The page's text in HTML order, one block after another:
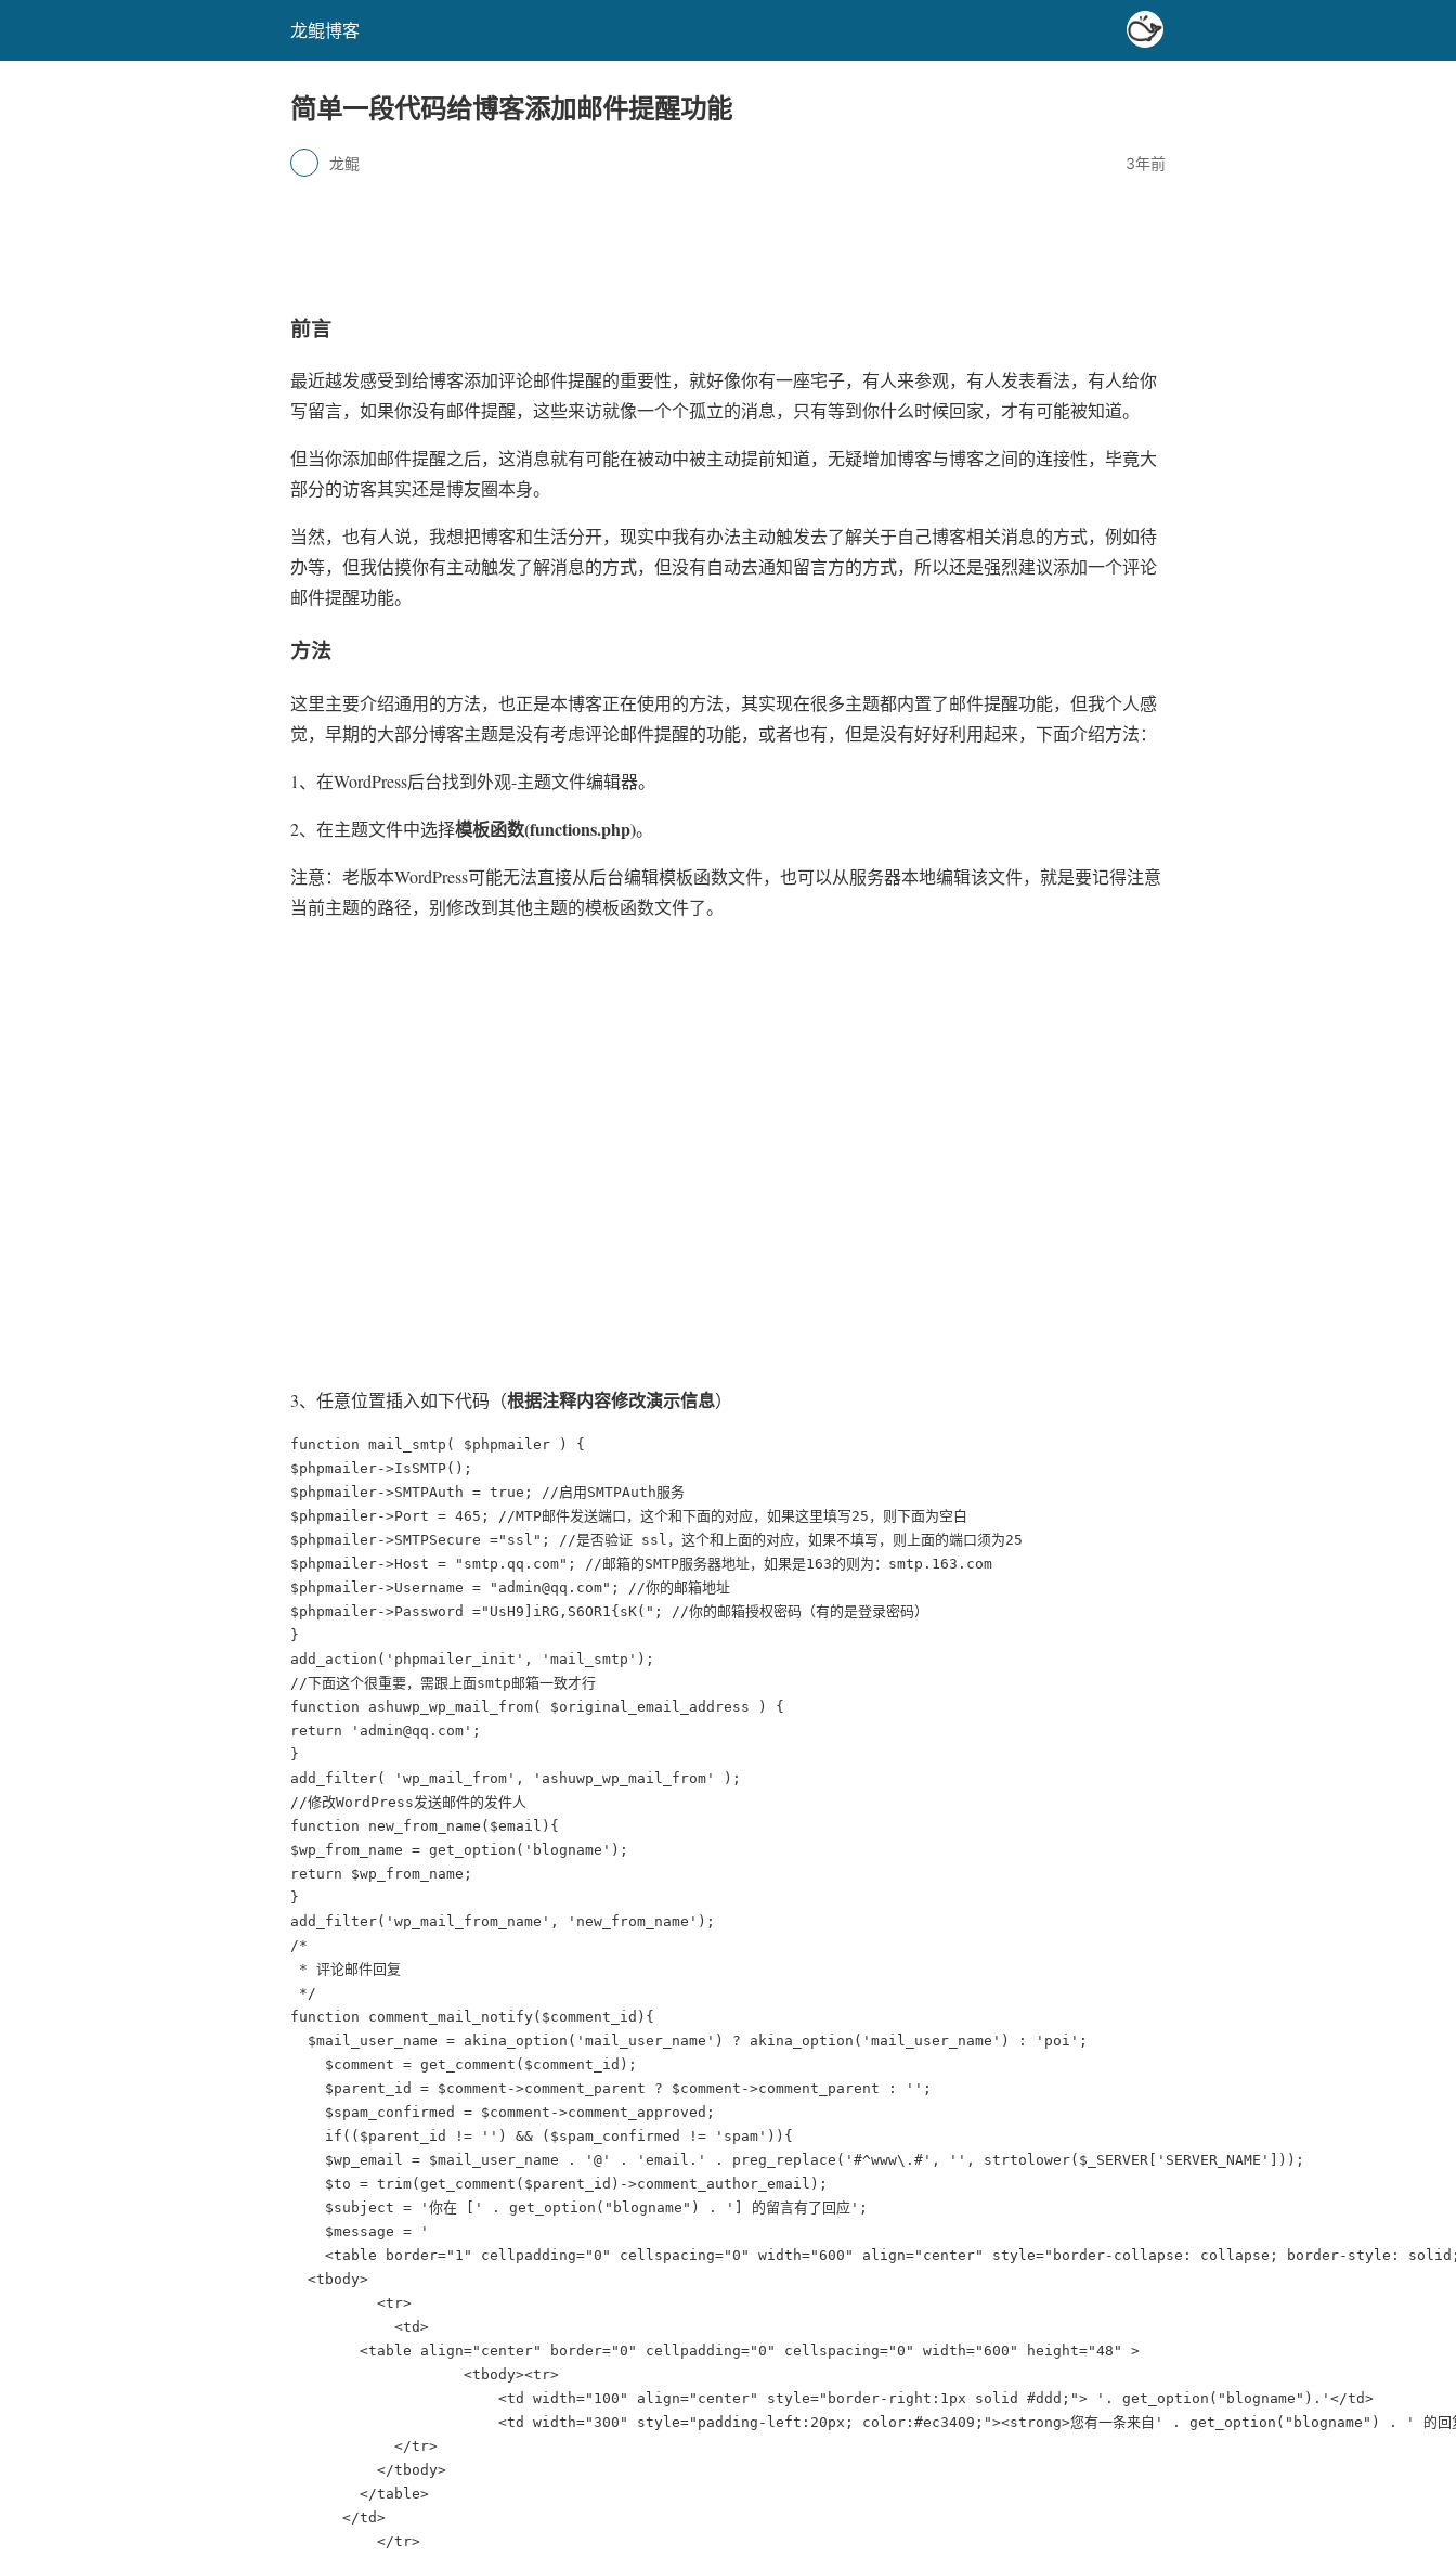
龙鲲博客
简单一段代码给博客添加邮件提醒功能
龙鲲 3年前
前言
最近越发感受到给博客添加评论邮件提醒的重要性，就好像你有一座宅子，有人来参观，有人发表看法，有人给你
写留言，如果你没有邮件提醒，这些来访就像一个个孤立的消息，只有等到你什么时候回家，才有可能被知道。
但当你添加邮件提醒之后，这消息就有可能在被动中被主动提前知道，无疑增加博客与博客之间的连接性，毕竟大
部分的访客其实还是博友圈本身。
当然，也有人说，我想把博客和生活分开，现实中我有办法主动触发去了解关于自己博客相关消息的方式，例如待
办等，但我估摸你有主动触发了解消息的方式，但没有自动去通知留言方的方式，所以还是强烈建议添加一个评论
邮件提醒功能。
方法
这里主要介绍通用的方法，也正是本博客正在使用的方法，其实现在很多主题都内置了邮件提醒功能，但我个人感
觉，早期的大部分博客主题是没有考虑评论邮件提醒的功能，或者也有，但是没有好好利用起来，下面介绍方法：
1、在WordPress后台找到外观-主题文件编辑器。
2、在主题文件中选择模板函数(functions.php)。
注意：老版本WordPress可能无法直接从后台编辑模板函数文件，也可以从服务器本地编辑该文件，就是要记得注意
当前主题的路径，别修改到其他主题的模板函数文件了。
3、任意位置插入如下代码（根据注释内容修改演示信息）
function mail_smtp( $phpmailer ) {
$phpmailer->IsSMTP();
$phpmailer->SMTPAuth = true; //启用SMTPAuth服务
$phpmailer->Port = 465; //MTP邮件发送端口，这个和下面的对应，如果这里填写25，则下面为空白
$phpmailer->SMTPSecure ="ssl"; //是否验证 ssl，这个和上面的对应，如果不填写，则上面的端口须为25
$phpmailer->Host = "smtp.qq.com"; //邮箱的SMTP服务器地址，如果是163的则为：smtp.163.com
$phpmailer->Username = "admin@qq.com"; //你的邮箱地址
$phpmailer->Password ="UsH9]iRG,S6OR1{sK("; //你的邮箱授权密码（有的是登录密码）
}
add_action('phpmailer_init', 'mail_smtp');
//下面这个很重要，需跟上面smtp邮箱一致才行
function ashuwp_wp_mail_from( $original_email_address ) {
return 'admin@qq.com';
}
add_filter( 'wp_mail_from', 'ashuwp_wp_mail_from' );
//修改WordPress发送邮件的发件人
function new_from_name($email){
$wp_from_name = get_option('blogname');
return $wp_from_name;
}
add_filter('wp_mail_from_name', 'new_from_name');
/*
* 评论邮件回复
*/
function comment_mail_notify($comment_id){
  $mail_user_name = akina_option('mail_user_name') ? akina_option('mail_user_name') : 'poi';
    $comment = get_comment($comment_id);
    $parent_id = $comment->comment_parent ? $comment->comment_parent : '';
    $spam_confirmed = $comment->comment_approved;
    if(($parent_id != '') && ($spam_confirmed != 'spam')){
    $wp_email = $mail_user_name . '@' . 'email.' . preg_replace('#^www\.#', '', strtolower($_SERVER['SERVER_NAME']));
    $to = trim(get_comment($parent_id)->comment_author_email);
    $subject = '你在 [' . get_option("blogname") . '] 的留言有了回应';
    $message = '
<table border="1" cellpadding="0" cellspacing="0" width="600" align="center" style="border-collapse: collapse; border-style:
  <tbody>
          <tr>
            <td>
        <table align="center" border="0" cellpadding="0" cellspacing="0" width="600" height="48" >
                    <tbody><tr>
                        <td width="100" align="center" style="border-right:1px solid #ddd;"> '. get_option("blogname").'</td>
<td width="300" style="padding-left:20px; color:#ec3409;"><strong>您有一条来自' . get_option("blogname") . ' 的回
            </tr>
          </tbody>
        </table>
      </td>
          </tr>